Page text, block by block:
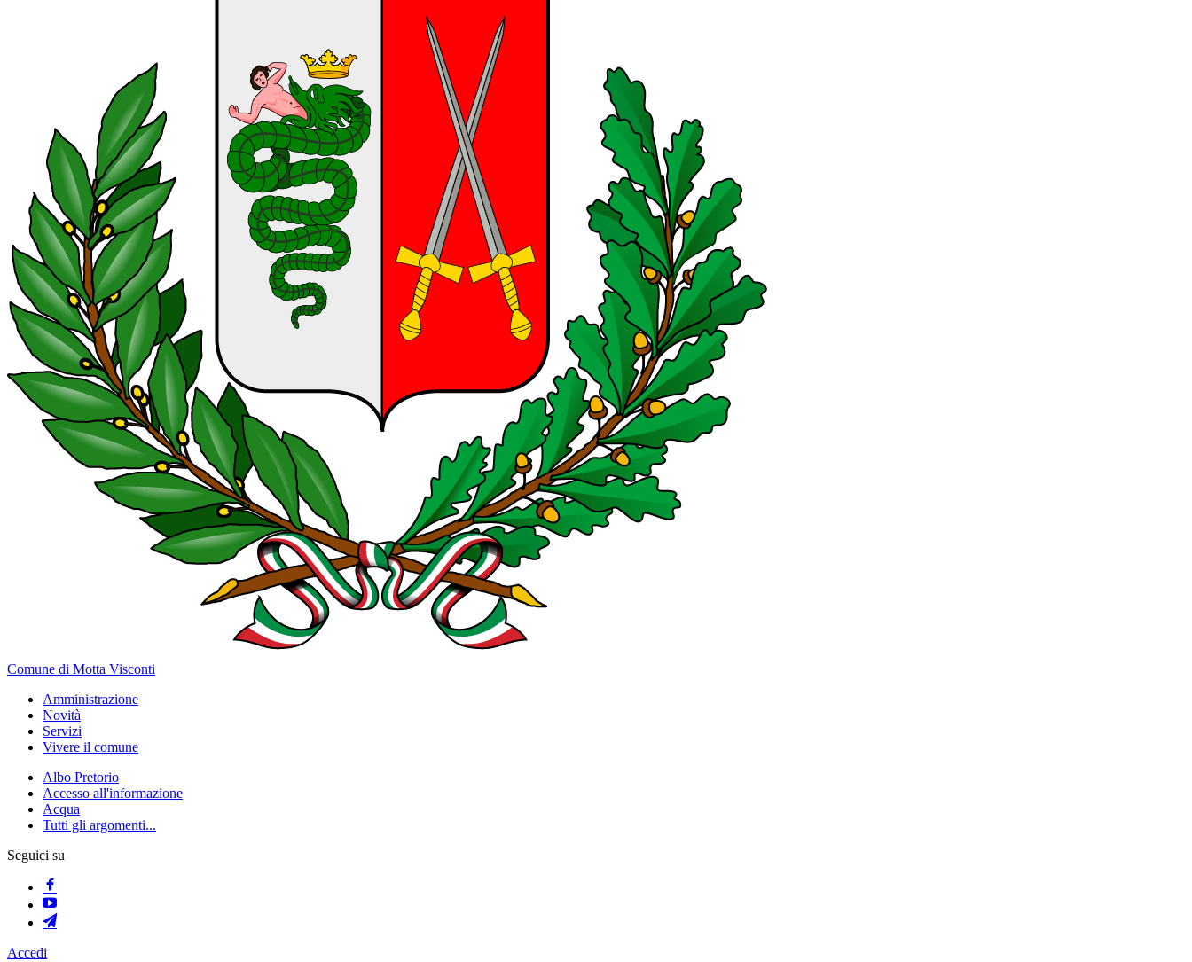
Comune di Motta Visconti
Amministrazione
Novità
Servizi
Vivere il comune
Albo Pretorio
Accesso all'informazione
Acqua
Tutti gli argomenti...
Seguici su
Accedi